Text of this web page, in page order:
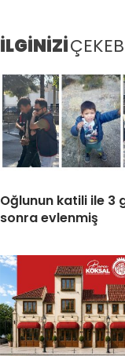
İLGİNİZİ
Oğlunun katili ile 3
sonra evlenmiş